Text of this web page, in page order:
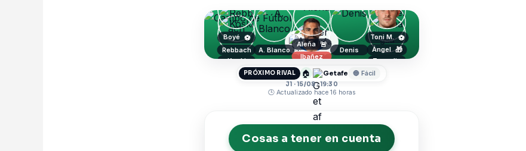
Sivera
Koski Jonny Tenaglia
Rebbach A. Blanco
Aleña 🚨
Ibañez
Denis Ángel 🎁
Boyé ⚽ Toni M. ⚽
Alavés
PRÓXIMO RIVAL 🏠 Getafe 🔵 Fácil
J1 · 15/08 · 19:30
🕒 Actualizado hace 16 horas
Cosas a tener en cuenta